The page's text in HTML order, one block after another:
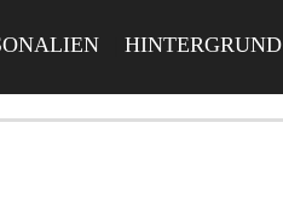
HINTERGRUND